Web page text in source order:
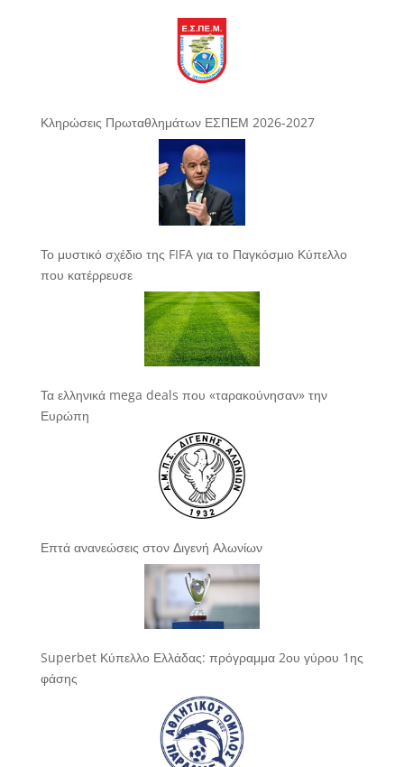
Κληρώσεις Πρωταθλημάτων ΕΣΠΕΜ 2026-2027
Το μυστικό σχέδιο της FIFA για το Παγκόσμιο Κύπελλο
που κατέρρευσε
Τα ελληνικά mega deals που «ταρακούνησαν» την
Ευρώπη
Επτά ανανεώσεις στον Διγενή Αλωνίων
Superbet Κύπελλο Ελλάδας: πρόγραμμα 2ου γύρου 1ης
φάσης